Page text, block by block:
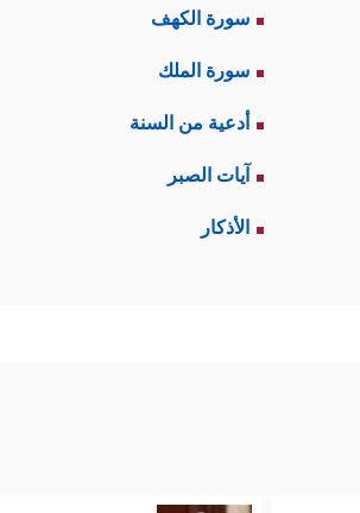
سورة الكهف
سورة الملك
أدعية من السنة
آيات الصبر
الأذكار